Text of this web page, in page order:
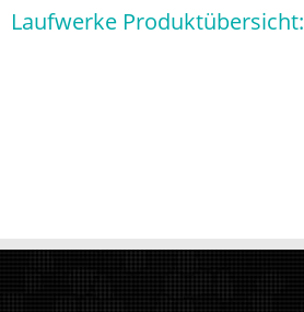
Laufwerke Produktübersicht: